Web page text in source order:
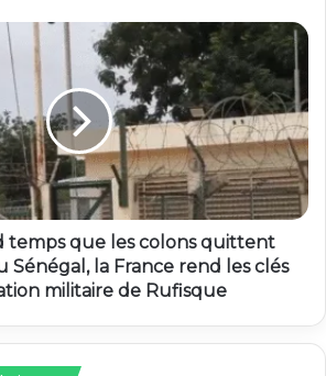
temps que les colons quittent
Sénégal, la France rend les clés
militaire de Rufisque